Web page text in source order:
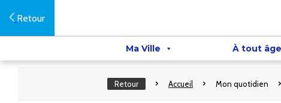
Retour
Ma Ville À tout âge
Retour Accueil Mon quotidien